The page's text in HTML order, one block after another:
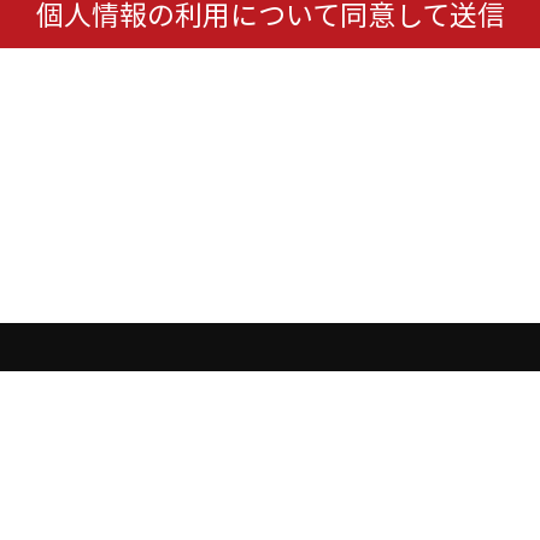
個人情報の利用について同意して送信
レスリリース セミナー 会社概要 サイトマップ オンプレ